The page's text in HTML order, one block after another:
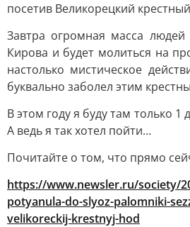
посетив Великорецкий
Завтра огромная масса людей
Кирова и будет молиться на
настолько мистическое
буквально заболел этим
В этом году я буду там только 1
А ведь я так хотел пойти…
Почитайте о том, что прямо
https://www.newsler.ru/society/
potyanula-do-slyoz-palomniki-
velikoreckij-krestnyj-hod